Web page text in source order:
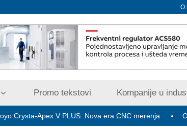
O
Promo tekstovi Kompanije u
V PLUS: Nova era CNC merenja OBO